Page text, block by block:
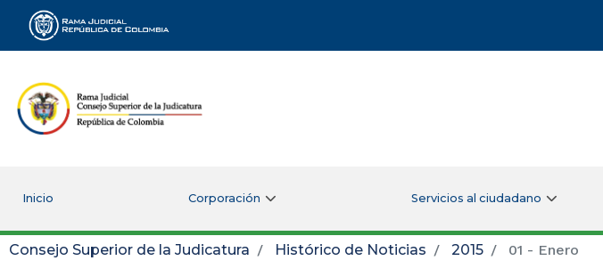
Rama Judicial
Inicio Corporación Servicios al ciudadano
Consejo Superior de la Judicatura Histórico de Noticias 2015 01 - Enero